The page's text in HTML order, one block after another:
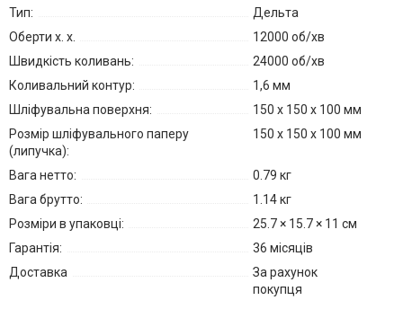
Тип:
Дельта
Оберти х. х.
12000 об/хв
Швидкість коливань:
24000 об/хв
Коливальний контур:
1,6 мм
Шліфувальна поверхня:
150 х 150 х 100 мм
Розмір шліфувального паперу
(липучка):
150 х 150 х 100 мм
Вага нетто:
0.79 кг
Вага брутто:
1.14 кг
Розміри в упаковці:
25.7 × 15.7 × 11 см
Гарантія:
36 місяців
Доставка
За рахунок
покупця